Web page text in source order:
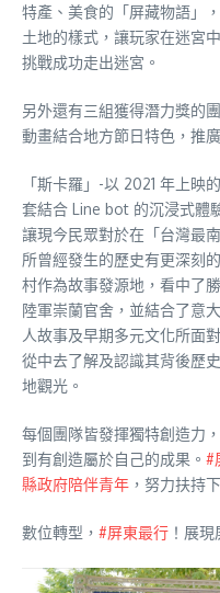
特產、美食的「屏藏物語」
土地的樣式，讓玩家在迷宮
挑戰成功走出迷宮。
另外還有三組獲得潛力獎的
動畫結合地方節日特色，推
「斯卡羅」-以 2021 年上映
套結合 Line bot 的沉浸式體
讓現今民眾對於在「台灣最
所曾經發生的歷史有更深刻
村作為故事發源地，看中了
陸軍崇蘭官舍，並結合了意
人故事及早期多元文化所面
從中去了解及認識其背後歷
地觀光。
每個團隊皆發揮獨特創造力
到有創造屬於自己的成果。 #
縣政府陪伴青年 ，努力扶持
數位轉型， #屏東最行 ！展